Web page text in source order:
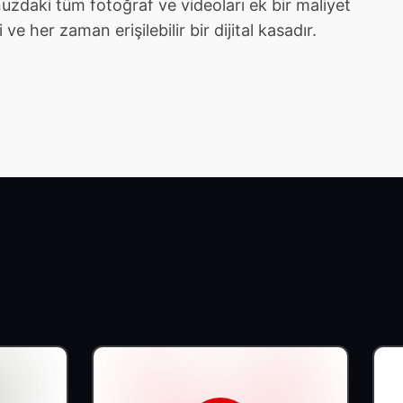
tüm fotoğraf ve videoları ek bir maliyet
her zaman erişilebilir bir dijital kasadır.